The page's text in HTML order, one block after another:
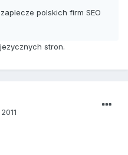
polskich firm SEO
stron.